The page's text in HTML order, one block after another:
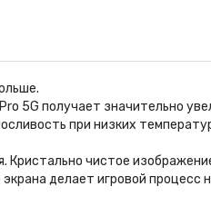
5G получает значительно
при низких
чистое
делает игровой процесс